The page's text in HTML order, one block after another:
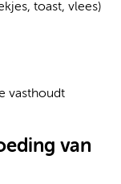
toast, vlees)
vasthoudt
van